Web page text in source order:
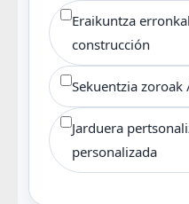
Eraikuntza
construcción
Sekuentzia zoroak
Jarduera
personalizada